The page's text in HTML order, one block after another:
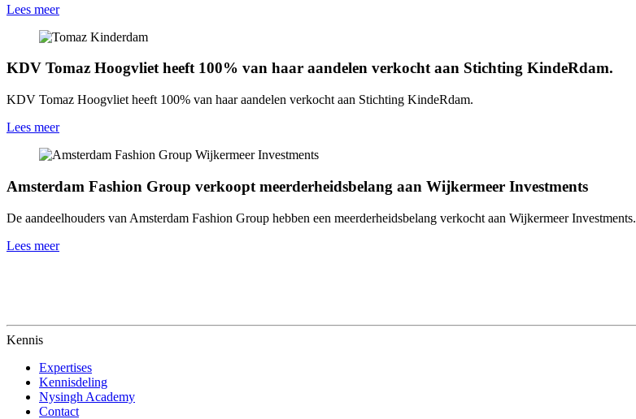
Lees meer
KDV Tomaz Hoogvliet heeft 100% van haar aandelen verkocht aan Stichting KindeRdam.
KDV Tomaz Hoogvliet heeft 100% van haar aandelen verkocht aan Stichting KindeRdam.
Lees meer
Amsterdam Fashion Group verkoopt meerderheidsbelang aan Wijkermeer Investments
De aandeelhouders van Amsterdam Fashion Group hebben een meerderheidsbelang verkocht aan Wijkermeer Investments.
Lees meer
Kennis
Expertises
Kennisdeling
Nysingh Academy
Contact